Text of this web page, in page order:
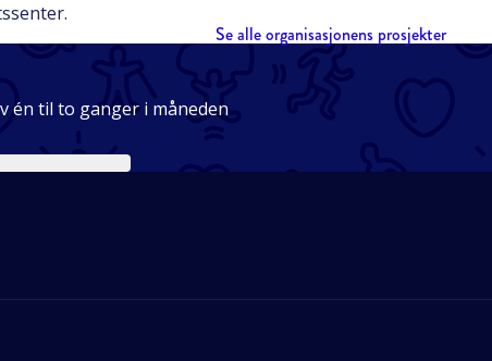
Se alle organisasjonens prosjekter
én til to ganger i måneden